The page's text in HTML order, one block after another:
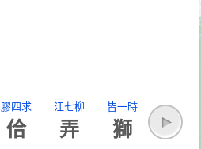
膠四求
佮
江七柳
弄
皆一時
獅